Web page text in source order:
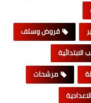
قروض وسلف
الابتدائية
مرشحات